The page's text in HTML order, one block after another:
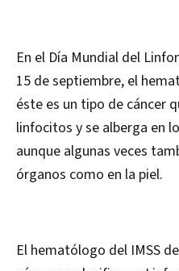
En el Día Mundial del
15 de septiembre, el
éste es un tipo de cáncer
linfocitos y se alberga en
aunque algunas veces
órganos como en la piel.
El hematólogo del IMSS